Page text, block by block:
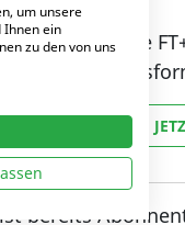
Zugriff auf alle
5000+
bereits
um unsere
Ihnen ein
zu den von uns